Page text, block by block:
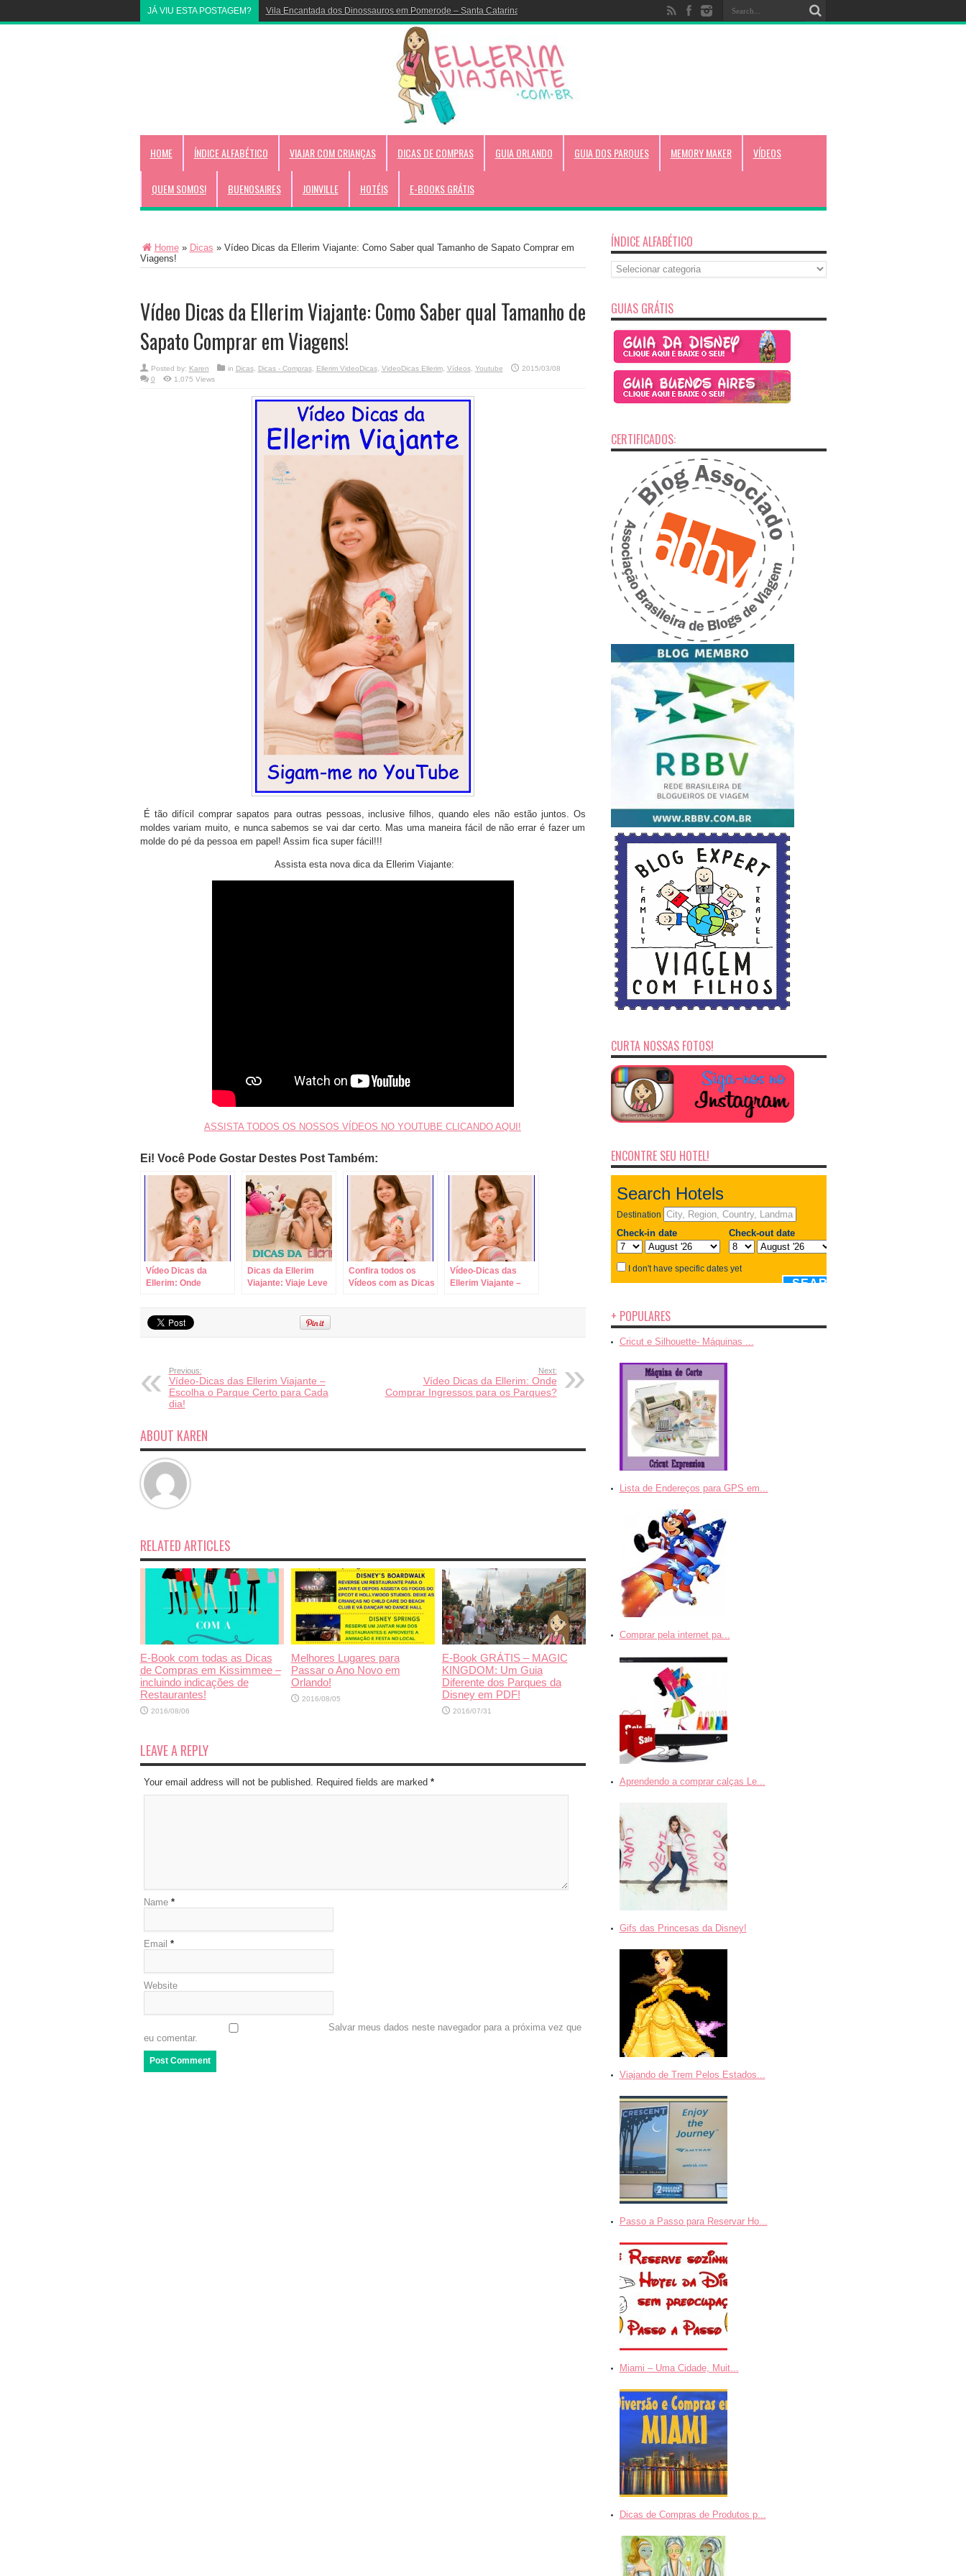
JÁ VIU ESTA POSTAGEM? Livrinho para Colorir do Disney Cruise!
HOME ÍNDICE ALFABÉTICO VIAJAR COM CRIANÇAS DICAS DE COMPRAS GUIA ORLANDO GUIA DOS PARQUES MEMORY MAKER VÍDEOS
QUEM SOMOS! BUENOSAIRES JOINVILLE HOTÉIS E-BOOKS GRÁTIS
Home» Dicas » Vídeo Dicas da Ellerim Viajante: Como Saber qual Tamanho de Sapato Comprar em
Viagens!
Vídeo Dicas da Ellerim Viajante: Como Saber qual Tamanho de
Sapato Comprar em Viagens!
Posted by: Karen in Dicas, Dicas - Compras, Ellerim VideoDicas, VideoDicas Ellerim, Vídeos, Youtube
2015/03/08
0
1,075 Views
É tão difícil comprar sapatos para outras pessoas, inclusive filhos, quando eles não estão juntos. Os
moldes variam muito, e nunca sabemos se vai dar certo. Mas uma maneira fácil de não errar é fazer um
molde do pé da pessoa em papel! Assim fica super fácil!!!
Assista esta nova dica da Ellerim Viajante:
ASSISTA TODOS OS NOSSOS VÍDEOS NO YOUTUBE CLICANDO AQUI!
Ei! Você Pode Gostar Destes Post Também:
Vídeo Dicas da
Ellerim: Onde
Dicas da Ellerim
Viajante: Viaje Leve
de Rodinhas!
Confira todos os
Vídeos com as Dicas
Vídeo-Dicas das
Ellerim Viajante –
Previous:
Vídeo-Dicas das Ellerim Viajante –
Escolha o Parque Certo para Cada
dia!
Next:
Vídeo Dicas da Ellerim: Onde
Comprar Ingressos para os Parques?
ABOUT KAREN
RELATED ARTICLES
E-Book com todas as Dicas
de Compras em Kissimmee –
incluindo indicações de
Restaurantes!
2016/08/06
Melhores Lugares para
Passar o Ano Novo em
Orlando!
2016/08/05
E-Book GRÁTIS – MAGIC
KINGDOM: Um Guia
Diferente dos Parques da
Disney em PDF!
2016/07/31
LEAVE A REPLY
Your email address will not be published. Required fields are marked *
Name *
Email *
Website
Salvar meus dados neste navegador para a próxima vez que
eu comentar.
ÍNDICE ALFABÉTICO
Índice
Alfabético
GUIAS GRÁTIS
CERTIFICADOS:
CURTA NOSSAS FOTOS!
ENCONTRE SEU HOTEL!
+ POPULARES
Cricut e Silhouette- Máquinas ...
Lista de Endereços para GPS em...
Comprar pela internet pa...
Aprendendo a comprar calças Le...
Gifs das Princesas da Disney!
Viajando de Trem Pelos Estados...
Passo a Passo para Reservar Ho...
Miami – Uma Cidade, Muit...
Dicas de Compras de Produtos p...